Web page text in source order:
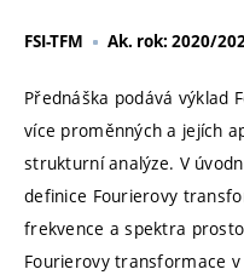
FSI-TFM Ak. rok: 2020/
Přednáška podává výklad
více proměnných a jejích
strukturní analýze. V
definice Fourierovy
frekvence a spektra
Fourierovy transformace